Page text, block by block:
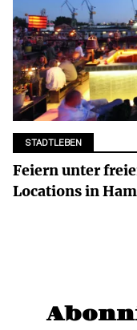
STADTLEBEN
Feiern unter
Locations in